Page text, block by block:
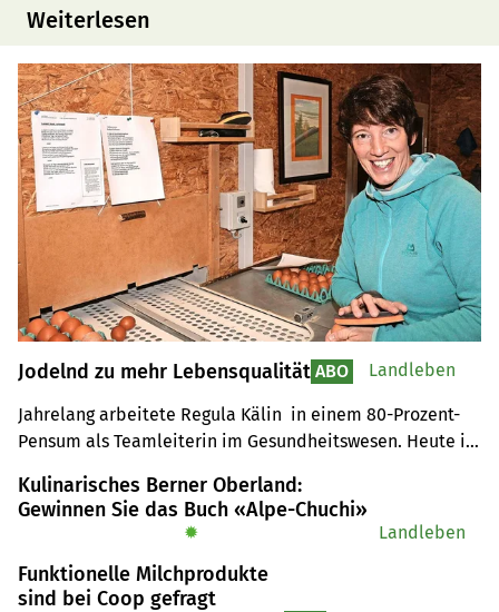
Weiterlesen
Jodelnd zu mehr Lebensqualität
Jahrelang arbeitete Regula Kälin  in einem 80-Prozent-
Pensum als Teamleiterin im Gesundheitswesen. Heute ist
Familie.
ABO Landleben
Kulinarisches Berner Oberland:
Gewinnen Sie das Buch «Alpe-Chuchi»
✹ Landleben
Funktionelle Milchprodukte
sind bei Coop gefragt